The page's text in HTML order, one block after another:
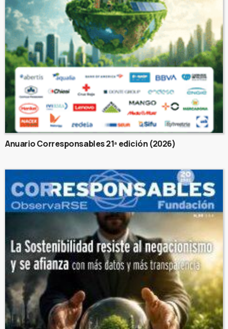
Anuario Corresponsables 21ª edición (2026)